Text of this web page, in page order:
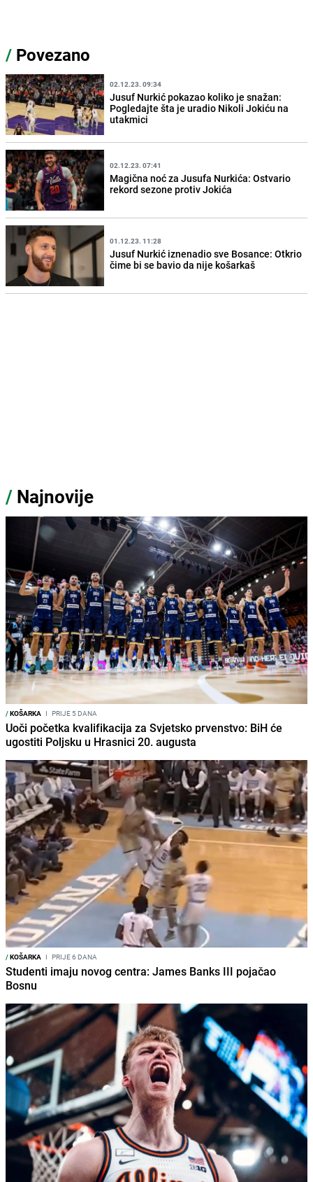
/ Povezano
02.12.23. 09:34
Jusuf Nurkić pokazao koliko je snažan:
Pogledajte šta je uradio Nikoli Jokiću na
utakmici
02.12.23. 07:41
Magična noć za Jusufa Nurkića: Ostvario
rekord sezone protiv Jokića
01.12.23. 11:28
Jusuf Nurkić iznenadio sve Bosance: Otkrio
čime bi se bavio da nije košarkaš
/ Najnovije
/KOŠARKA I PRIJE 5 DANA
Uoči početka kvalifikacija za Svjetsko prvenstvo: BiH će
ugostiti Poljsku u Hrasnici 20. augusta
/KOŠARKA I PRIJE 6 DANA
Studenti imaju novog centra: James Banks III pojačao
Bosnu